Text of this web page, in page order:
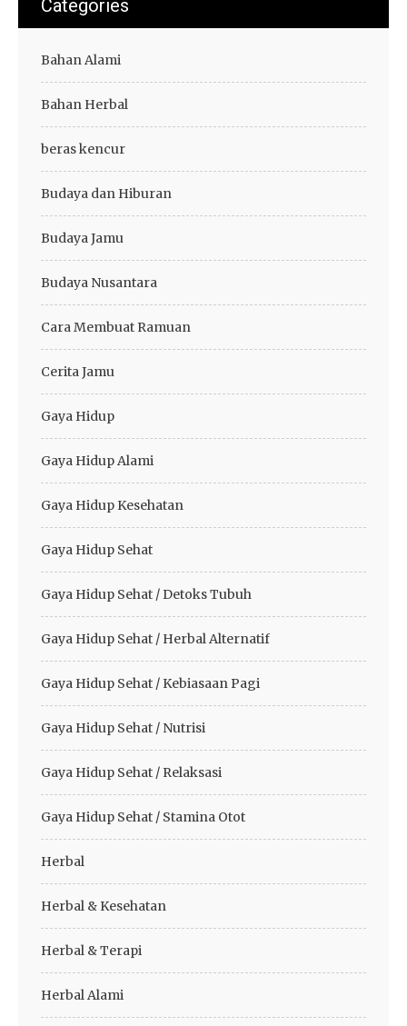
Categories
Bahan Alami
Bahan Herbal
beras kencur
Budaya dan Hiburan
Budaya Jamu
Budaya Nusantara
Cara Membuat Ramuan
Cerita Jamu
Gaya Hidup
Gaya Hidup Alami
Gaya Hidup Kesehatan
Gaya Hidup Sehat
Gaya Hidup Sehat / Detoks Tubuh
Gaya Hidup Sehat / Herbal Alternatif
Gaya Hidup Sehat / Kebiasaan Pagi
Gaya Hidup Sehat / Nutrisi
Gaya Hidup Sehat / Relaksasi
Gaya Hidup Sehat / Stamina Otot
Herbal
Herbal & Kesehatan
Herbal & Terapi
Herbal Alami